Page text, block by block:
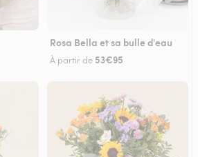
Rosa Bella et sa bulle d'eau
À partir de 53€95